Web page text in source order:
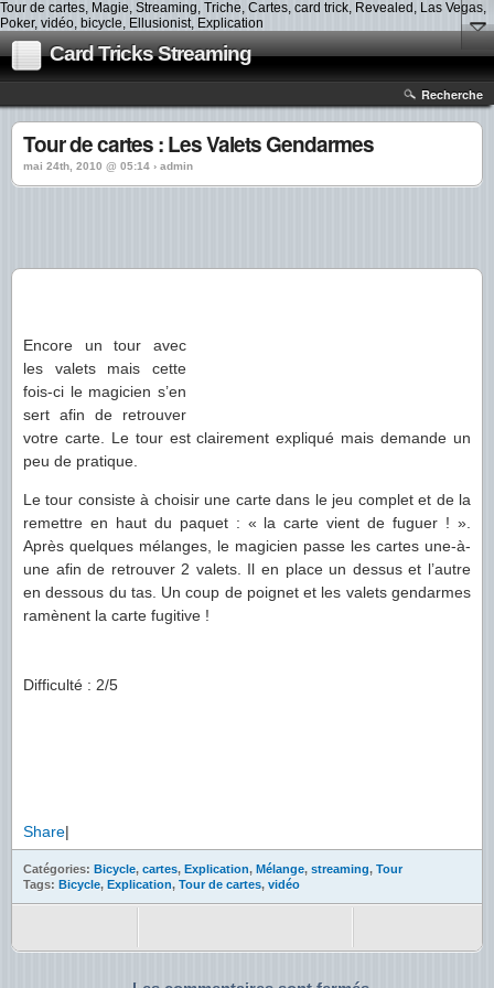
Tour de cartes, Magie, Streaming, Triche, Cartes, card trick, Revealed, Las Vegas,
Poker, vidéo, bicycle, Ellusionist, Explication
Card Tricks Streaming
Recherche
Tour de cartes : Les Valets Gendarmes
mai 24th, 2010 @ 05:14 › admin
Encore un tour avec
les valets mais cette
fois-ci le magicien s’en
sert afin de retrouver
votre carte. Le tour est clairement expliqué mais demande un
peu de pratique.
Le tour consiste à choisir une carte dans le jeu complet et de la
remettre en haut du paquet : « la carte vient de fuguer ! ».
Après quelques mélanges, le magicien passe les cartes une-à-
une afin de retrouver 2 valets. Il en place un dessus et l’autre
en dessous du tas. Un coup de poignet et les valets gendarmes
ramènent la carte fugitive !
Difficulté : 2/5
Share|
Catégories: Bicycle, cartes, Explication, Mélange, streaming, Tour
Tags: Bicycle, Explication, Tour de cartes, vidéo